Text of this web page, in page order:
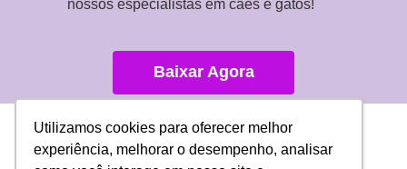
Utilizamos cookies para oferecer melhor
experiência, melhorar o desempenho, analisar
Baixar Agora